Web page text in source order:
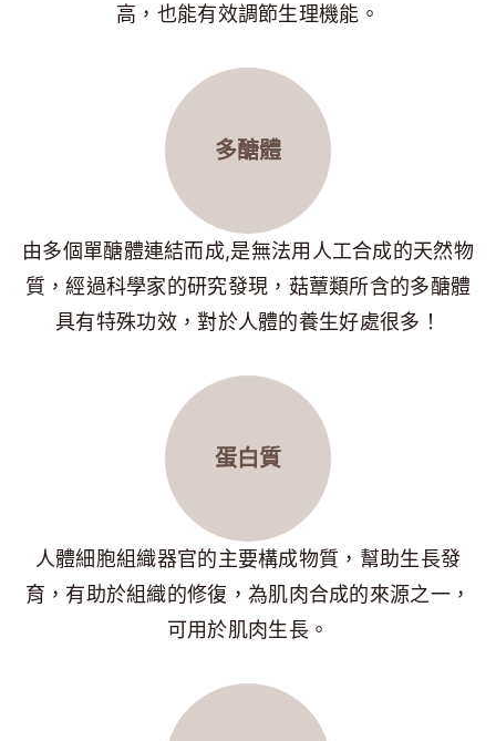
高，也能有效調節生理機能。
多醣體
由多個單醣體連結而成,是無法用人工合成的天然物
質，經過科學家的研究發現，菇蕈類所含的多醣體
具有特殊功效，對於人體的養生好處很多！
蛋白質
人體細胞組織器官的主要構成物質，幫助生長發
育，有助於組織的修復，為肌肉合成的來源之一，
可用於肌肉生長。